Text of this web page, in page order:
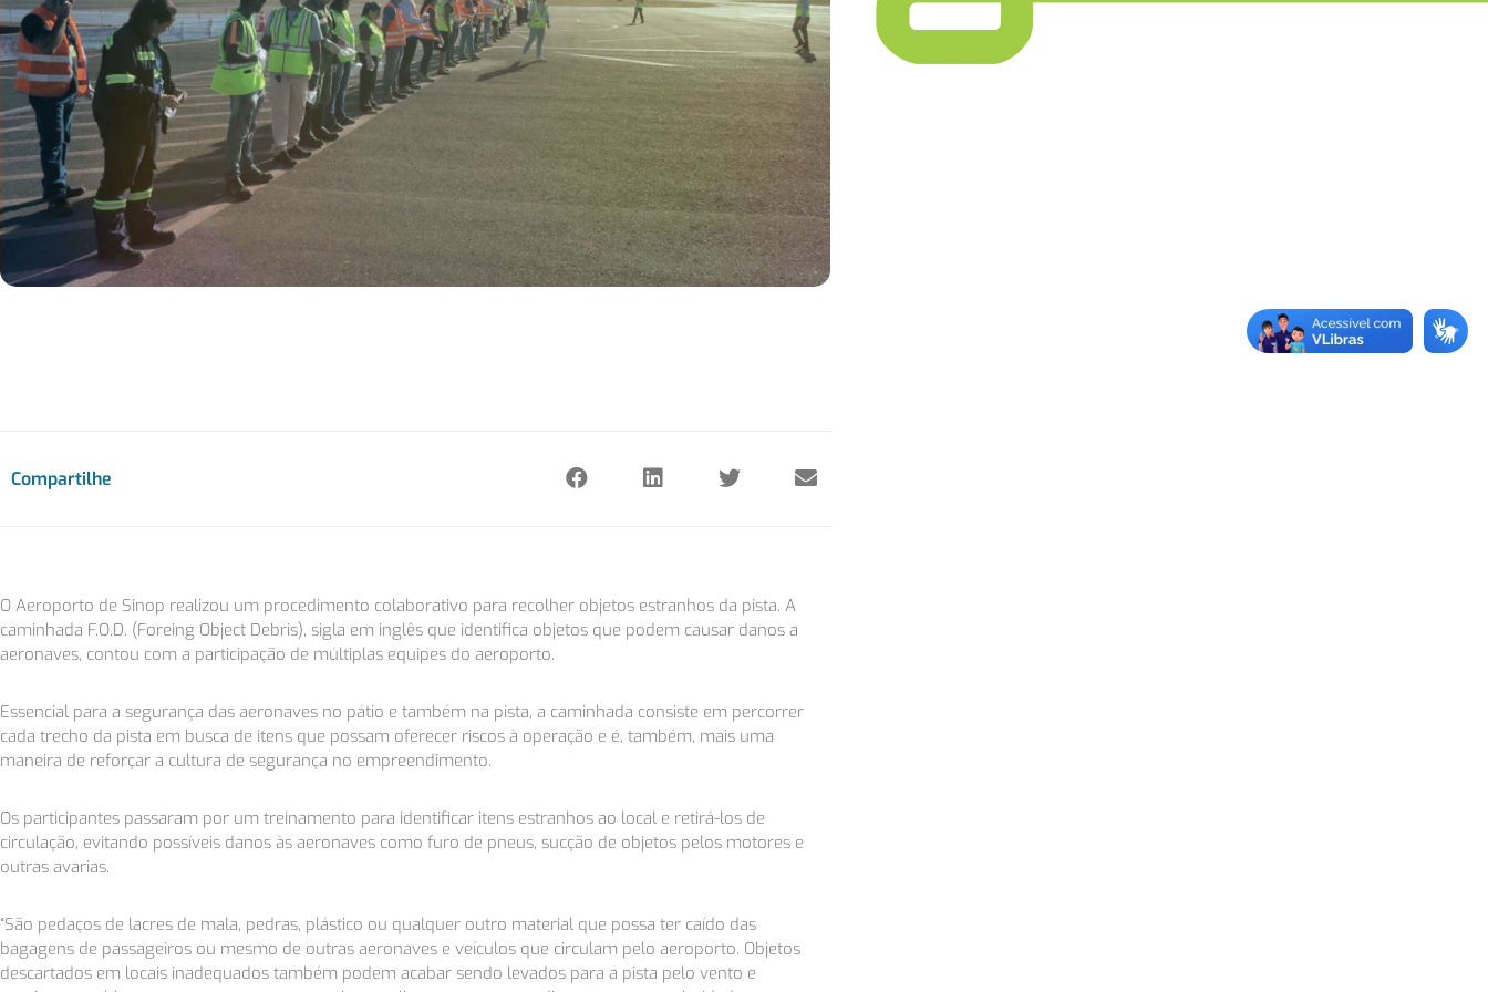
Compartilhe
O Aeroporto de Sinop realizou um procedimento colaborativo para recolher objetos estranhos da pista. A
caminhada F.O.D. (Foreing Object Debris), sigla em inglês que identifica objetos que podem causar danos a
aeronaves, contou com a participação de múltiplas equipes do aeroporto.
Essencial para a segurança das aeronaves no pátio e também na pista, a caminhada consiste em percorrer
cada trecho da pista em busca de itens que possam oferecer riscos à operação e é, também, mais uma
maneira de reforçar a cultura de segurança no empreendimento.
Os participantes passaram por um treinamento para identificar itens estranhos ao local e retirá-los de
circulação, evitando possíveis danos às aeronaves como furo de pneus, sucção de objetos pelos motores e
outras avarias.
“São pedaços de lacres de mala, pedras, plástico ou qualquer outro material que possa ter caído das
bagagens de passageiros ou mesmo de outras aeronaves e veículos que circulam pelo aeroporto. Objetos
descartados em locais inadequados também podem acabar sendo levados para a pista pelo vento e